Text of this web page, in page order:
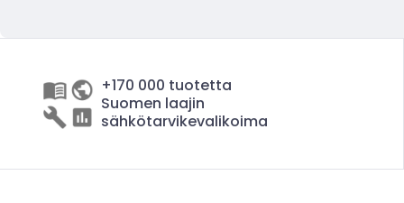
+170 000 tuotetta
Suomen laajin
sähkötarvikevalikoima